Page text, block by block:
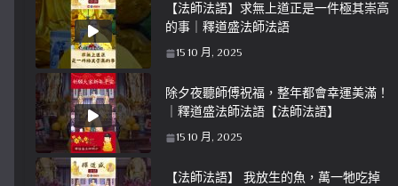
【法師法語】求無上道正是一件極其崇高
的事｜釋道盛法師法語
15 10 月, 2025
除夕夜聽師傅祝福，整年都會幸運美滿！
｜釋道盛法師法語【法師法語】
15 10 月, 2025
【法師法語】 我放生的魚，萬一牠吃掉